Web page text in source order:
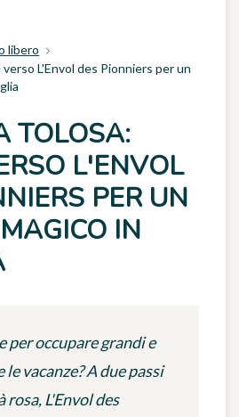
libero
L'Envol des Pionniers per un
TOLOSA:
L'ENVOL
PER UN
IN
per occupare grandi e
vacanze? A due passi
L'Envol des